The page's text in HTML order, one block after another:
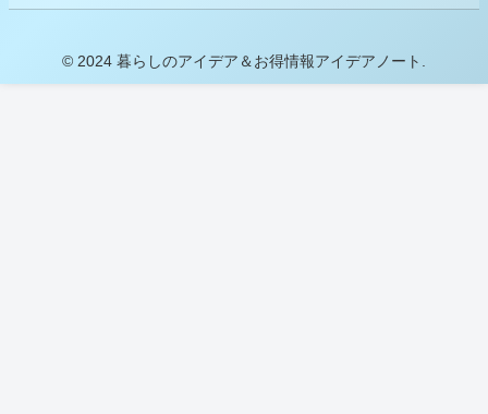
© 2024 暮らしのアイデア＆お得情報アイデアノート.